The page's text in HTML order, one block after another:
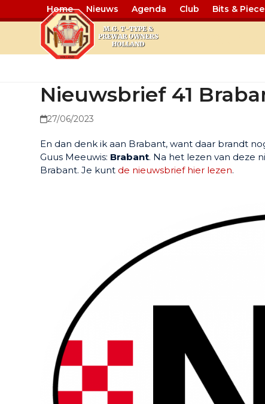
Home Nieuws Agenda Club Bits &
Nieuwsbrief 41
27/06/2023
En dan denk ik aan Brabant, want daar brandt
Guus Meeuwis: Brabant. Na het lezen van deze
Brabant. Je kunt de nieuwsbrief hier lezen.